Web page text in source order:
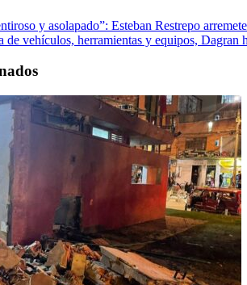
y asolapado”: Esteban Restrepo
de vehículos, herramientas y equipos, Dagran